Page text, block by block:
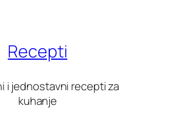
Recepti
i jednostavni recepti za
kuhanje